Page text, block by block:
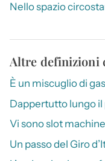
Nello spazio
Altre definizioni
È un miscuglio di
Dappertutto lungo
Vi sono slot
Un passo del Giro